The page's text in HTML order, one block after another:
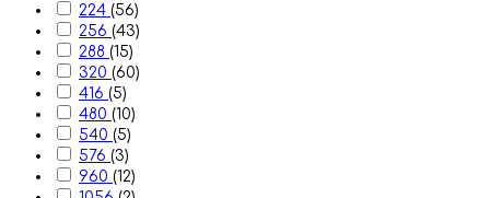
224 (56)
256 (43)
288 (15)
320 (60)
416 (5)
480 (10)
540 (5)
576 (3)
960 (12)